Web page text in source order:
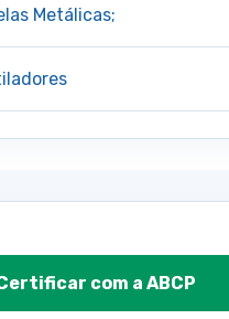
Metálicas;
com a ABCP